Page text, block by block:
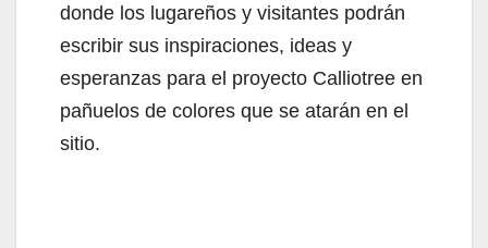
donde los lugareños y visitantes podrán
escribir sus inspiraciones, ideas y
esperanzas para el proyecto Calliotree en
pañuelos de colores que se atarán en el
sitio.